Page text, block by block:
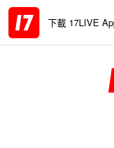
下載 17LIVE